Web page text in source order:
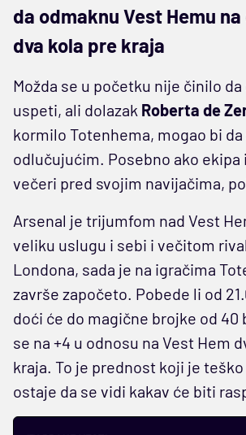
da odmaknu Vest Hemu
dva kola pre kraja
Možda se u početku nije činilo
uspeti, ali dolazak Roberta de
kormilo Totenhema, mogao bi
odlučujućim. Posebno ako ekipa
večeri pred svojim navijačima,
Arsenal je trijumfom nad Vest
veliku uslugu i sebi i večitom
Londona, sada je na igračima
završe započeto. Pobede li od
doći će do magične brojke od 40
se na +4 u odnosu na Vest Hem
kraja. To je prednost koji je
ostaje da se vidi kakav će biti